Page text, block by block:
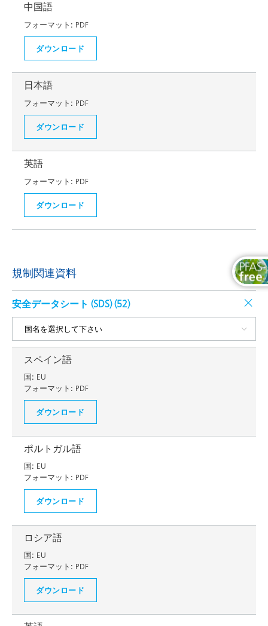
中国語
フォーマット: PDF
ダウンロード
日本語
フォーマット: PDF
ダウンロード
英語
フォーマット: PDF
ダウンロード
規制関連資料
安全データシート (SDS) (52)
スペイン語
国: EU
フォーマット: PDF
ダウンロード
ポルトガル語
国: EU
フォーマット: PDF
ダウンロード
ロシア語
国: EU
フォーマット: PDF
ダウンロード